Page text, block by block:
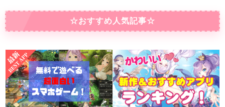
☆おすすめ人気記事☆